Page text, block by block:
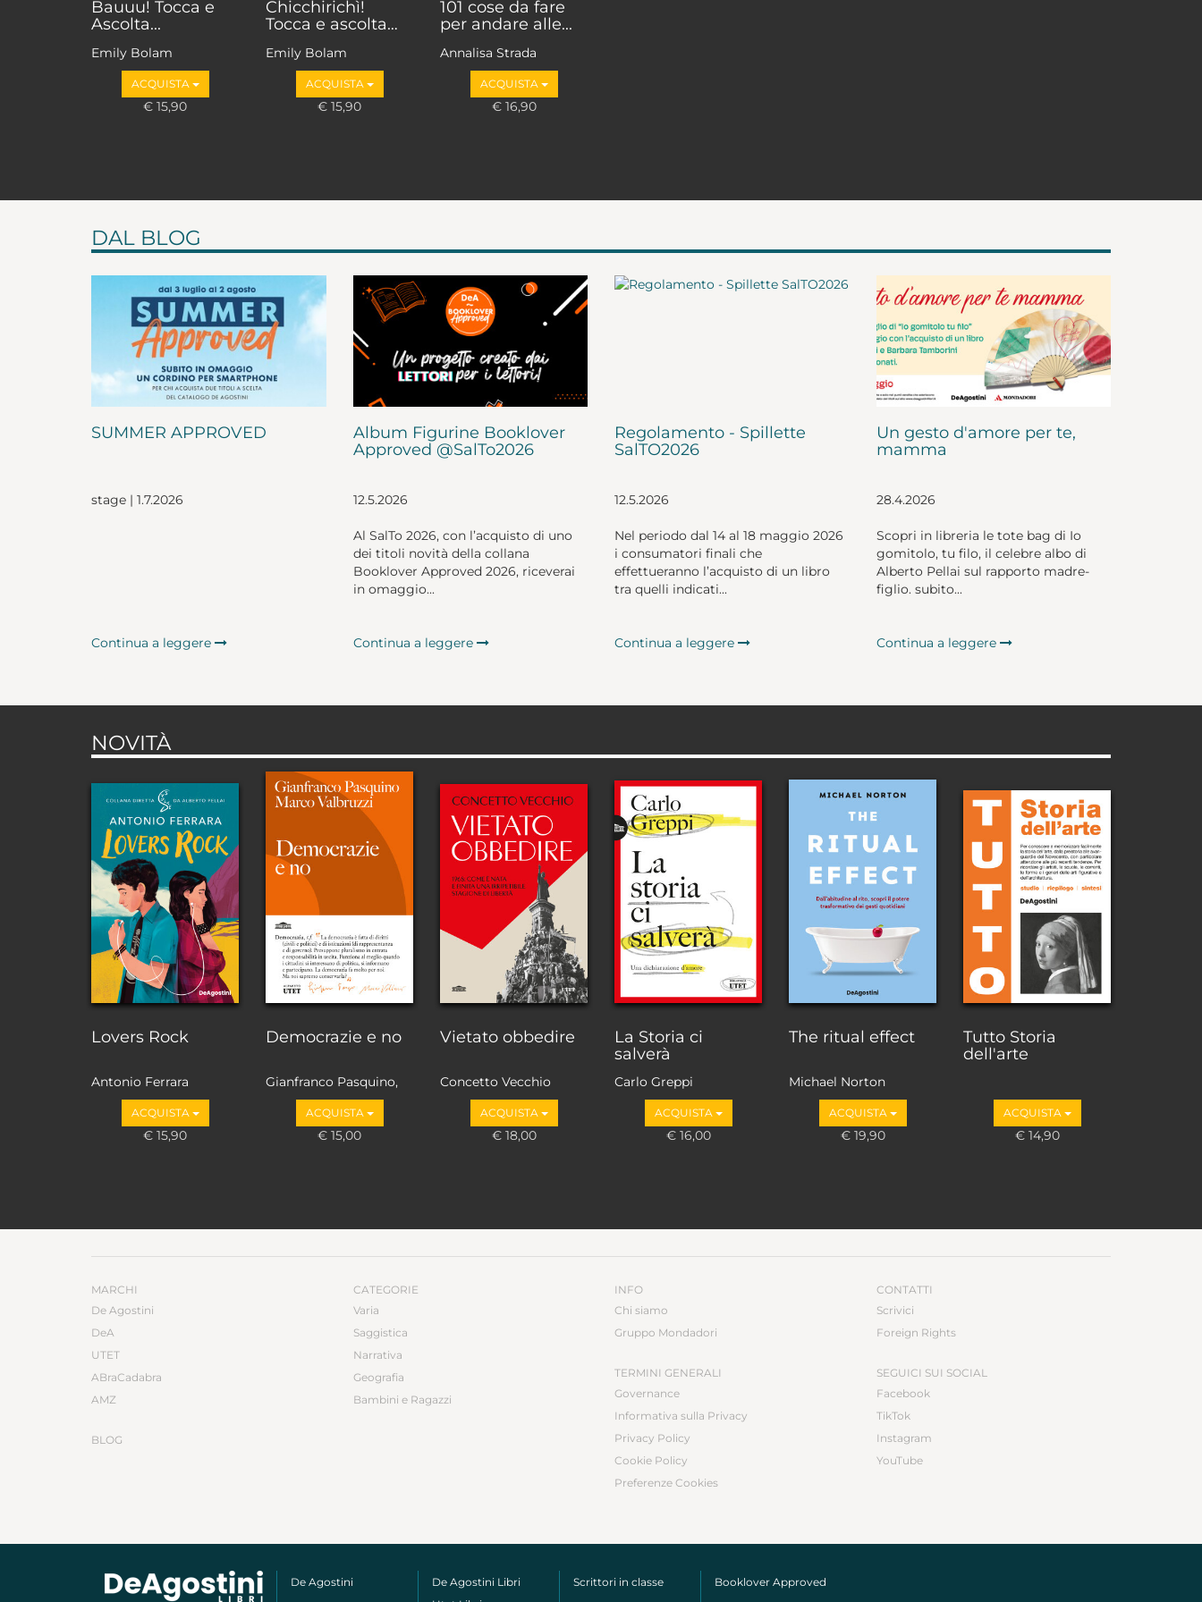
Bauuu! Tocca e
Ascolta...
Emily Bolam
ACQUISTA
€ 15,90
Chicchirichì!
Tocca e ascolta…
Emily Bolam
ACQUISTA
€ 15,90
101 cose da fare
per andare alle...
Annalisa Strada
ACQUISTA
€ 16,90
DAL BLOG
SUMMER APPROVED
stage | 1.7.2026
Continua a leggere
Album Figurine Booklover
Approved @SalTo2026
12.5.2026
Al SalTo 2026, con l’acquisto di uno
dei titoli novità della collana
Booklover Approved 2026, riceverai
in omaggio...
Continua a leggere
Regolamento - Spillette
SalTO2026
12.5.2026
Nel periodo dal 14 al 18 maggio 2026
i consumatori finali che
effettueranno l’acquisto di un libro
tra quelli indicati...
Continua a leggere
Un gesto d'amore per te,
mamma
28.4.2026
Scopri in libreria le tote bag di Io
gomitolo, tu filo, il celebre albo di
Alberto Pellai sul rapporto madre-
figlio. subito...
Continua a leggere
NOVITÀ
Lovers Rock
Antonio Ferrara
ACQUISTA
€ 15,90
Democrazie e no
Gianfranco Pasquino,
Marco Valbruzzi
ACQUISTA
€ 15,00
Vietato obbedire
Concetto Vecchio
ACQUISTA
€ 18,00
La Storia ci
salverà
Carlo Greppi
ACQUISTA
€ 16,00
The ritual effect
Michael Norton
ACQUISTA
€ 19,90
Tutto Storia
dell'arte
ACQUISTA
€ 14,90
MARCHI
De Agostini
DeA
UTET
ABraCadabra
AMZ
BLOG
CATEGORIE
Varia
Saggistica
Narrativa
Geografia
Bambini e Ragazzi
INFO
Chi siamo
Gruppo Mondadori
TERMINI GENERALI
Governance
Informativa sulla Privacy
Privacy Policy
Cookie Policy
Preferenze Cookies
CONTATTI
Scrivici
Foreign Rights
SEGUICI SUI SOCIAL
Facebook
TikTok
Instagram
YouTube
De Agostini
De Agostini Libri
Scrittori in classe Booklover Approved